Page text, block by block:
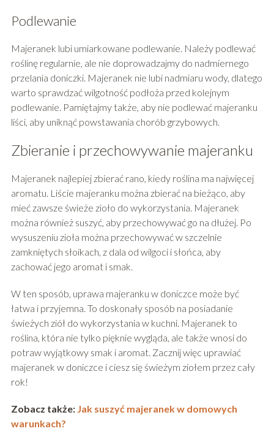
Podlewanie
Majeranek lubi umiarkowane podlewanie. Należy podlewać
roślinę regularnie, ale nie doprowadzajmy do nadmiernego
przelania doniczki. Majeranek nie lubi nadmiaru wody, dlatego
warto sprawdzać wilgotność podłoża przed kolejnym
podlewanie. Pamiętajmy także, aby nie podlewać majeranku
liści, aby uniknąć powstawania chorób grzybowych.
Zbieranie i przechowywanie majeranku
Majeranek najlepiej zbierać rano, kiedy roślina ma najwięcej
aromatu. Liście majeranku można zbierać na bieżąco, aby
mieć zawsze świeże zioło do wykorzystania. Majeranek
można również suszyć, aby przechowywać go na dłużej. Po
wysuszeniu zioła można przechowywać w szczelnie
zamkniętych słoikach, z dala od wilgoci i słońca, aby
zachować jego aromat i smak.
W ten sposób, uprawa majeranku w doniczce może być
łatwa i przyjemna. To doskonały sposób na posiadanie
świeżych ziół do wykorzystania w kuchni. Majeranek to
roślina, która nie tylko pięknie wygląda, ale także wnosi do
potraw wyjątkowy smak i aromat. Zacznij więc uprawiać
majeranek w doniczce i ciesz się świeżym ziołem przez cały
rok!
Zobacz także: Jak suszyć majeranek w domowych
warunkach?